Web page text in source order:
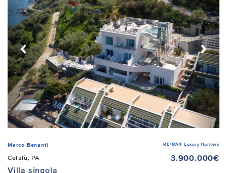
Marco Benanti RE/MAX Luxury Hunters
Cefalù, PA
3.900.000€
Villa singola